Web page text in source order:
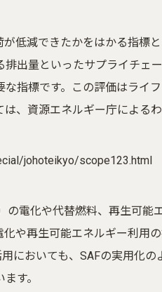
低減できたかをはかる指標
出量といったサプライチェ
指標です。この評価はライ
、資源エネルギー庁による
johoteikyo/scope123.html
の電化や代替燃料、再生可
や再生可能エネルギー利用
においても、SAFの実用化
す。